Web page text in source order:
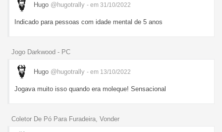
Hugo @hugotrally - em 31/10/2022
Indicado para pessoas com idade mental de 5 anos
Jogo Darkwood - PC
Hugo @hugotrally - em 13/10/2022
Jogava muito isso quando era moleque! Sensacional
Coletor De Pó Para Furadeira, Vonder